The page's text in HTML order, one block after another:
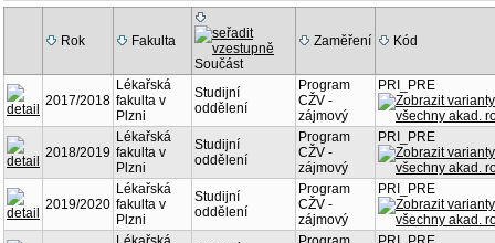
Rok
Fakulta
Součást
Zaměření Kód
2017/2018
Lékařská
fakulta v
Plzni
Studijní
oddělení
Program
CŽV -
zájmový
PRI_PRE
2018/2019
Lékařská
fakulta v
Plzni
Studijní
oddělení
Program
CŽV -
zájmový
PRI_PRE
2019/2020
Lékařská
fakulta v
Plzni
Studijní
oddělení
Program
CŽV -
zájmový
PRI_PRE